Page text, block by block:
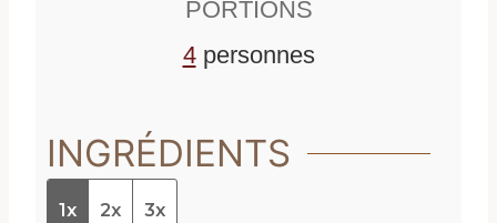
PORTIONS
4 personnes
INGRÉDIENTS
1x 2x 3x